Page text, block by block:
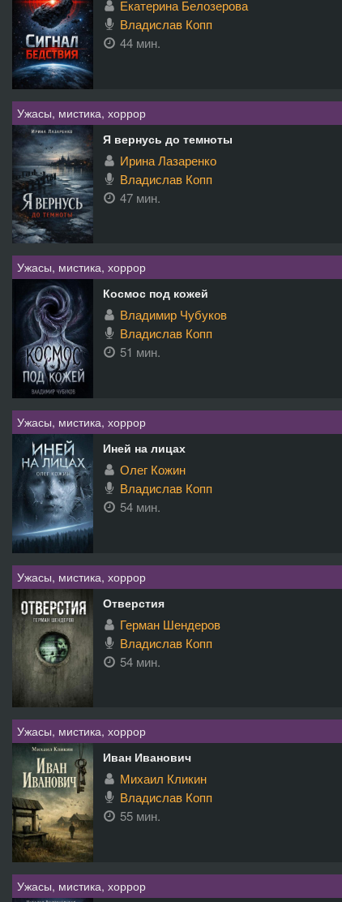
Екатерина Белозерова
Владислав Копп
44 мин.
Ужасы, мистика, хоррор
Я вернусь до темноты
Ирина Лазаренко
Владислав Копп
47 мин.
Ужасы, мистика, хоррор
Космос под кожей
Владимир Чубуков
Владислав Копп
51 мин.
Ужасы, мистика, хоррор
Иней на лицах
Олег Кожин
Владислав Копп
54 мин.
Ужасы, мистика, хоррор
Отверстия
Герман Шендеров
Владислав Копп
54 мин.
Ужасы, мистика, хоррор
Иван Иванович
Михаил Кликин
Владислав Копп
55 мин.
Ужасы, мистика, хоррор